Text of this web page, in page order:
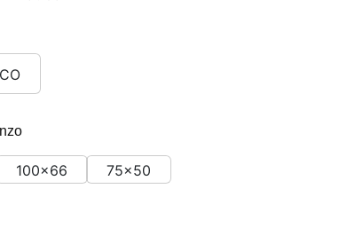
100x66 75x50